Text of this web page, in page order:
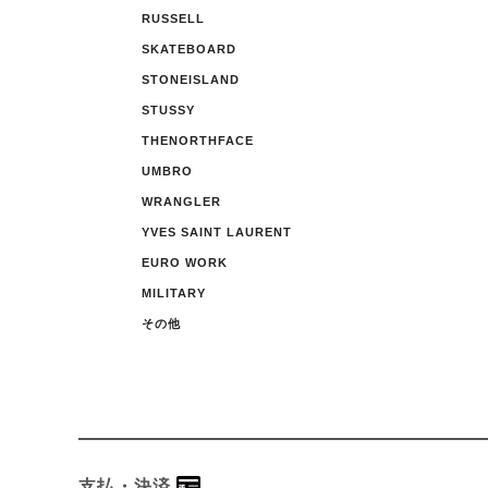
RUSSELL
SKATEBOARD
STONEISLAND
STUSSY
THENORTHFACE
UMBRO
WRANGLER
YVES SAINT LAURENT
EURO WORK
MILITARY
その他